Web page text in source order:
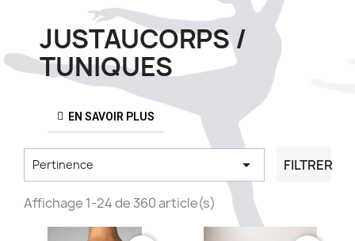
JUSTAUCORPS /
TUNIQUES
EN SAVOIR PLUS
Pertinence  FILTRER
Affichage 1-24 de 360 article(s)